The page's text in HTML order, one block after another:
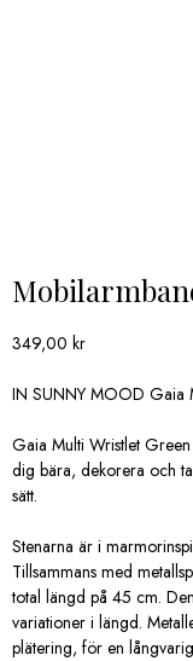
349,00 kr
IN SUNNY MOOD Gaia
Gaia Multi Wristlet
dig bära, dekorera och
sätt.
Stenarna är i
Tillsammans med
total längd på 45 cm.
variationer i längd.
plätering, för en